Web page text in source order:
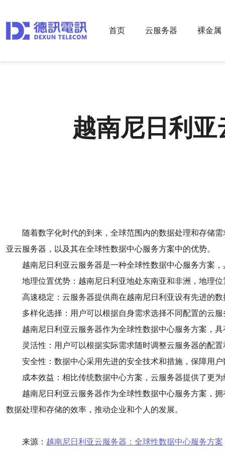
首页 云服务器 裸金属
越南尼日利
随着数字化时代的到来，全球范围内的数据处理和存储
亚云服务器，以及其在全球性数据中心服务方案中的优势。
越南尼日利亚云服务器是一种全球性数据中心服务方案
地理位置优势：越南尼日利亚地处东南亚和非洲，地理
高速稳定：云服务器提供商在越南尼日利亚设有先进的
多样化选择：用户可以根据自身需求选择不同配置的云
越南尼日利亚云服务器作为全球性数据中心服务方案，
灵活性：用户可以根据实际需求随时调整云服务器的配
安全性：数据中心采用先进的安全技术和措施，保障用
成本效益：相比传统数据中心方案，云服务器提供了更
越南尼日利亚云服务器作为全球性数据中心服务方案，
数据处理和存储的效率，推动企业和个人的发展。
来源： 越南尼日利亚云服务器：全球性数据中心服务方案